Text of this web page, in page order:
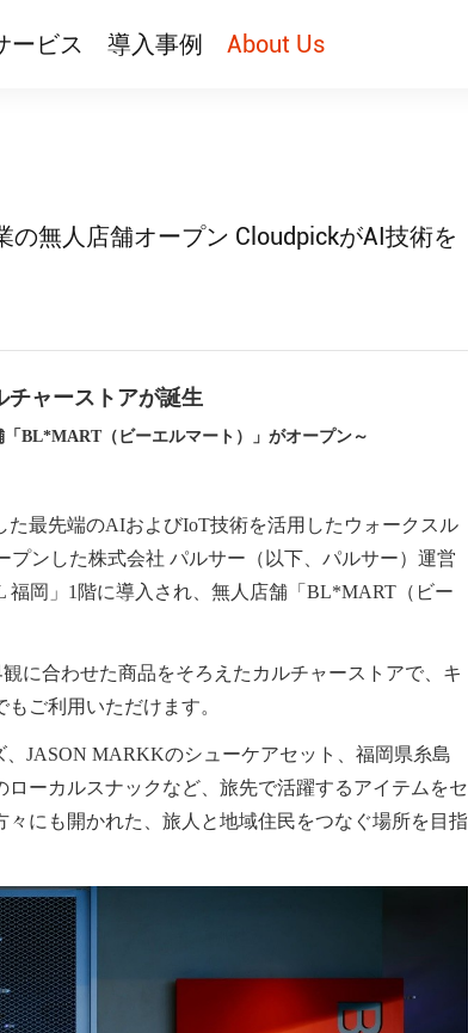
ービス 導入事例 About Us
の無人店舗オープン CloudpickがAI技術を
チャーストアが誕生
BL*MART（ビーエルマート）」がオープン～
た最先端のAIおよびIoT技術を活用したウォークスル
プンした株式会社 パルサー（以下、パルサー）運営
岡」1階に導入され、 無人店舗「BL*MART（ビー
に合わせた商品をそろえたカルチャーストアで、キ
ご利用いただけます。
JASON MARKKのシューケアセット、福岡県糸島
ーカルスナックなど、旅先で活躍するアイテムをセ
にも開かれた、旅人と地域住民をつなぐ場所を目指